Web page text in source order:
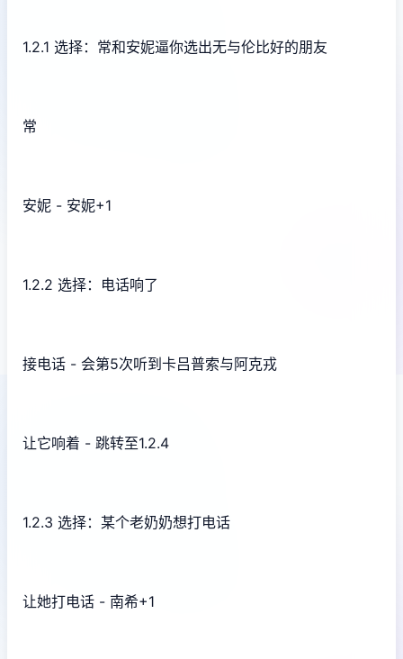
1.2.1 选择：常和安妮逼你选出无与伦比好的朋友
常
安妮 - 安妮+1
1.2.2 选择：电话响了
接电话 - 会第5次听到卡吕普索与阿克戎
让它响着 - 跳转至1.2.4
1.2.3 选择：某个老奶奶想打电话
让她打电话 - 南希+1